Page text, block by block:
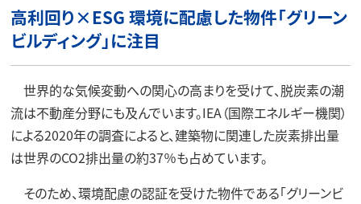
高利回り×ESG 環境に配慮した物件「グリーン
ビルディング」に注目
世界的な気候変動への関心の高まりを受けて、脱炭素の潮
流は不動産分野にも及んでいます。IEA（国際エネルギー機関）
による2020年の調査によると、建築物に関連した炭素排出量
は世界のCO2排出量の約37％も占めています。
そのため、環境配慮の認証を受けた物件である「グリーンビ